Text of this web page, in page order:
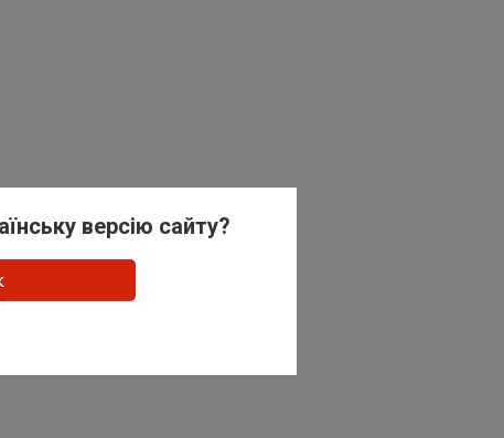
версію сайту?